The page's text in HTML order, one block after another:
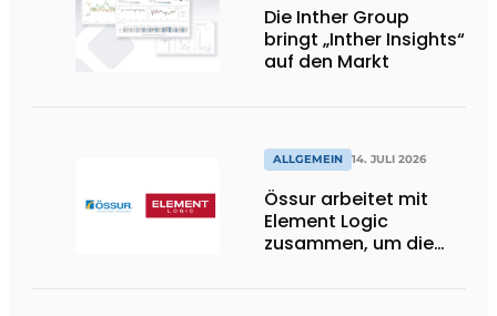
Die Inther Group
bringt „Inther Insights“
auf den Markt
ALLGEMEIN 14. JULI 2026
Össur arbeitet mit
Element Logic
zusammen, um die